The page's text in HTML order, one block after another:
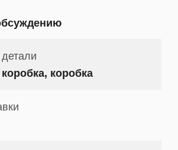
коробка